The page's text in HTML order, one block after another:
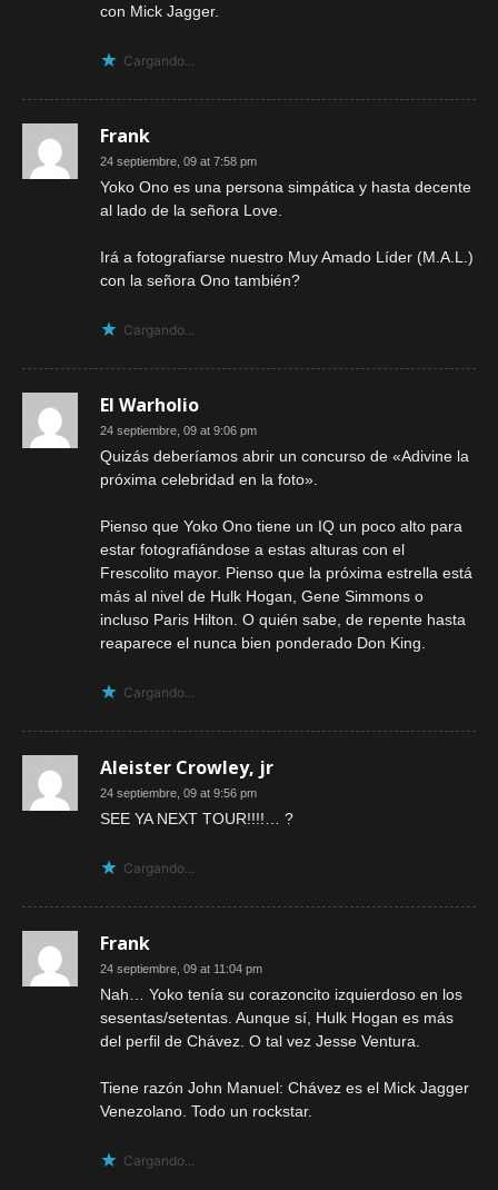
con Mick Jagger.
Cargando...
Frank
24 septiembre, 09 at 7:58 pm
Yoko Ono es una persona simpática y hasta decente
al lado de la señora Love.
Irá a fotografiarse nuestro Muy Amado Líder (M.A.L.)
con la señora Ono también?
Cargando...
El Warholio
24 septiembre, 09 at 9:06 pm
Quizás deberíamos abrir un concurso de «Adivine la
próxima celebridad en la foto».
Pienso que Yoko Ono tiene un IQ un poco alto para
estar fotografiándose a estas alturas con el
Frescolito mayor. Pienso que la próxima estrella está
más al nivel de Hulk Hogan, Gene Simmons o
incluso Paris Hilton. O quién sabe, de repente hasta
reaparece el nunca bien ponderado Don King.
Cargando...
Aleister Crowley, jr
24 septiembre, 09 at 9:56 pm
SEE YA NEXT TOUR!!!!… ?
Cargando...
Frank
24 septiembre, 09 at 11:04 pm
Nah… Yoko tenía su corazoncito izquierdoso en los
sesentas/setentas. Aunque sí, Hulk Hogan es más
del perfil de Chávez. O tal vez Jesse Ventura.
Tiene razón John Manuel: Chávez es el Mick Jagger
Venezolano. Todo un rockstar.
Cargando...